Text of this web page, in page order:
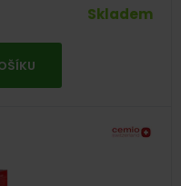
Skladem